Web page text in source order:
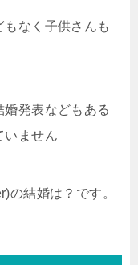
なく子供さんも
発表などもある
いません
の結婚は？です。